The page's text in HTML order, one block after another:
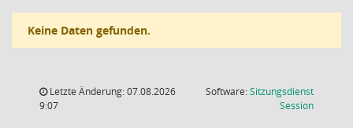
Keine Daten gefunden.
Letzte Änderung: 07.08.2026
9:07
Software:Sitzungsdienst
Session(Wird in